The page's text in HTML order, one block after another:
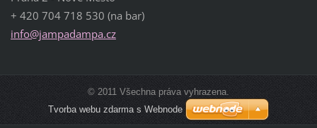
+ 420 704 718 530 (na bar)
info@jampadampa.cz
© 2011 Všechna práva vyhrazena.
Tvorba webu zdarma s Webnode